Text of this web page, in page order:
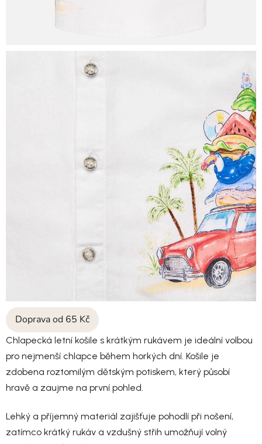
Doprava od 65 Kč
Chlapecká letní košile s krátkým rukávem je ideální volbou
pro nejmenší chlapce během horkých dní. Košile je
zdobena roztomilým dětským potiskem, který působí
hravě a zaujme na první pohled.
Lehký a příjemný materiál zajišťuje pohodlí při nošení,
zatímco krátký rukáv a vzdušný střih umožňují volný